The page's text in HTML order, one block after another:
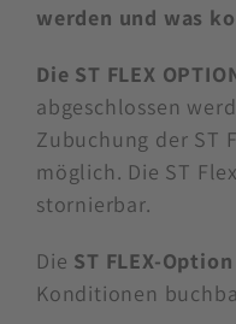
werden und was
Die ST FLEX
abgeschlossen
Zubuchung der ST
möglich. Die ST
stornierbar.
Die ST FLEX-Option
Konditionen